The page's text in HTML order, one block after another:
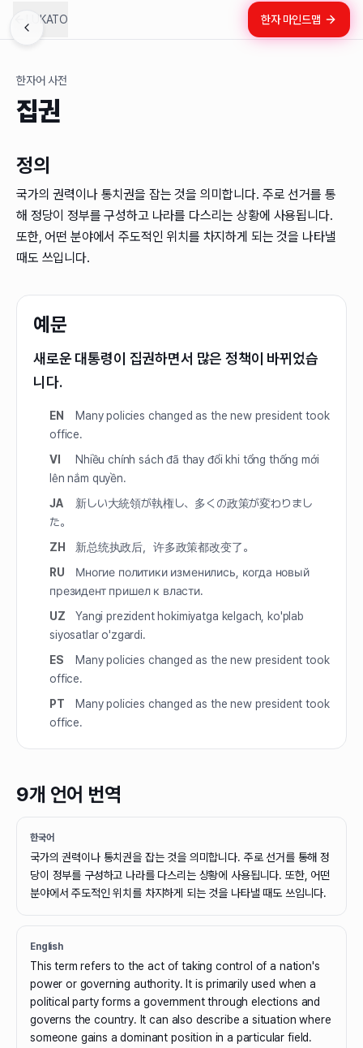
LUKATO 한자 마인드맵
한자어 사전
집권
정의
국가의 권력이나 통치권을 잡는 것을 의미합니다. 주로 선거를 통
해 정당이 정부를 구성하고 나라를 다스리는 상황에 사용됩니다.
또한, 어떤 분야에서 주도적인 위치를 차지하게 되는 것을 나타낼
때도 쓰입니다.
예문
새로운 대통령이 집권하면서 많은 정책이 바뀌었습
니다.
EN
Many policies changed as the new president took
office.
VI
Nhiều chính sách đã thay đổi khi tổng thống mới
lên nắm quyền.
JA
新しい大統領が執権し、多くの政策が変わりまし
た。
ZH
新总统执政后，许多政策都改变了。
RU
Многие политики изменились, когда новый
президент пришел к власти.
UZ
Yangi prezident hokimiyatga kelgach, ko'plab
siyosatlar o'zgardi.
ES
Many policies changed as the new president took
office.
PT
Many policies changed as the new president took
office.
9개 언어 번역
한국어
국가의 권력이나 통치권을 잡는 것을 의미합니다. 주로 선거를 통해 정
당이 정부를 구성하고 나라를 다스리는 상황에 사용됩니다. 또한, 어떤
분야에서 주도적인 위치를 차지하게 되는 것을 나타낼 때도 쓰입니다.
English
This term refers to the act of taking control of a nation's
power or governing authority. It is primarily used when a
political party forms a government through elections and
governs the country. It can also describe a situation where
someone gains a dominant position in a particular field.